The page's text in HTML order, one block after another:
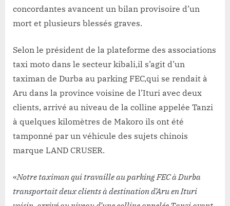
concordantes avancent un bilan provisoire d’un
mort et plusieurs blessés graves.
Selon le président de la plateforme des associations
taxi moto dans le secteur kibali,il s’agit d’un
taximan de Durba au parking FEC,qui se rendait à
Aru dans la province voisine de l’Ituri avec deux
clients, arrivé au niveau de la colline appelée Tanzi
à quelques kilomètres de Makoro ils ont été
tamponné par un véhicule des sujets chinois
marque LAND CRUSER.
«Notre taximan qui travaille au parking FEC à Durba
transportait deux clients à destination d’Aru en Ituri